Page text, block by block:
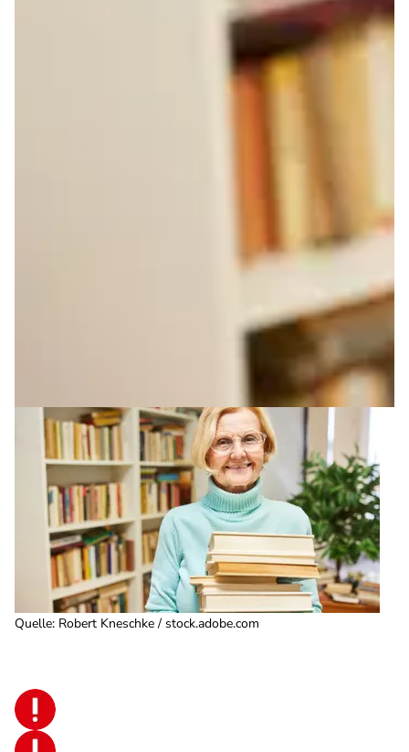
Quelle: Robert Kneschke / stock.adobe.com